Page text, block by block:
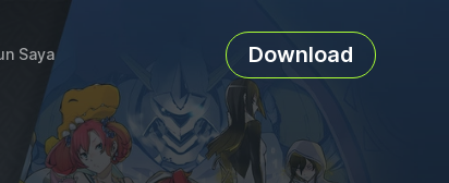
Saya Download